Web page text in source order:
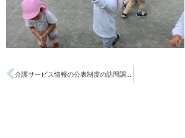
介護サービス情報の公表制度の訪問調査を受けました